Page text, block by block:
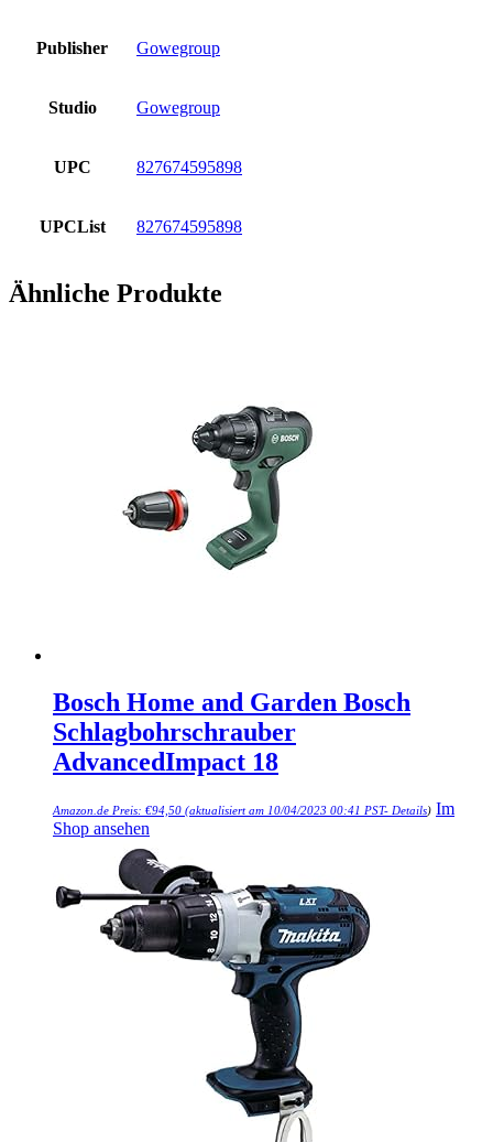
Publisher Gowegroup
Studio Gowegroup
UPC 827674595898
UPCList 827674595898
Ähnliche Produkte
Bosch Home and Garden Bosch
Schlagbohrschrauber
AdvancedImpact 18
Amazon.de Preis: €94,50 (aktualisiert am 10/04/2023 00:41 PST- Details) Im
Shop ansehen